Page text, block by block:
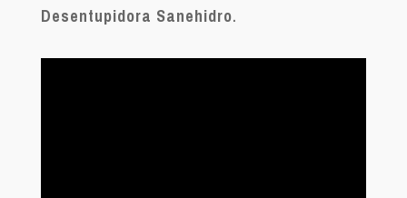
Desentupidora Sanehidro.